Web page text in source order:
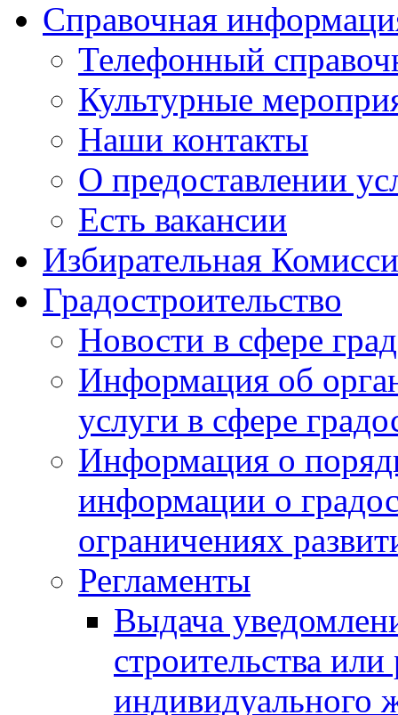
Справочная
Телефонный
Культурные
Наши контакты
О предоставлении
Есть вакансии
Избирательная
Градостроительство
Новости в сфере
Информация об
услуги в сфере
Информация о
информации о
ограничениях
Регламенты
Выдача
строительства
индивидуального